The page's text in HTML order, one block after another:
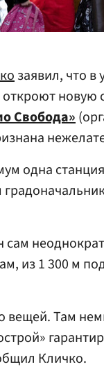
заявил, что
откроют
Свобода»
одна
сам
из 1 300 м
вещей. Там
Кличко.